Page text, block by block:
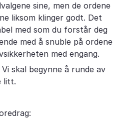
sine, men de ordene
liksom klinger godt. Det
med som du forstår deg
med å snuble på ordene
med engang.
skal begynne å runde av
litt.